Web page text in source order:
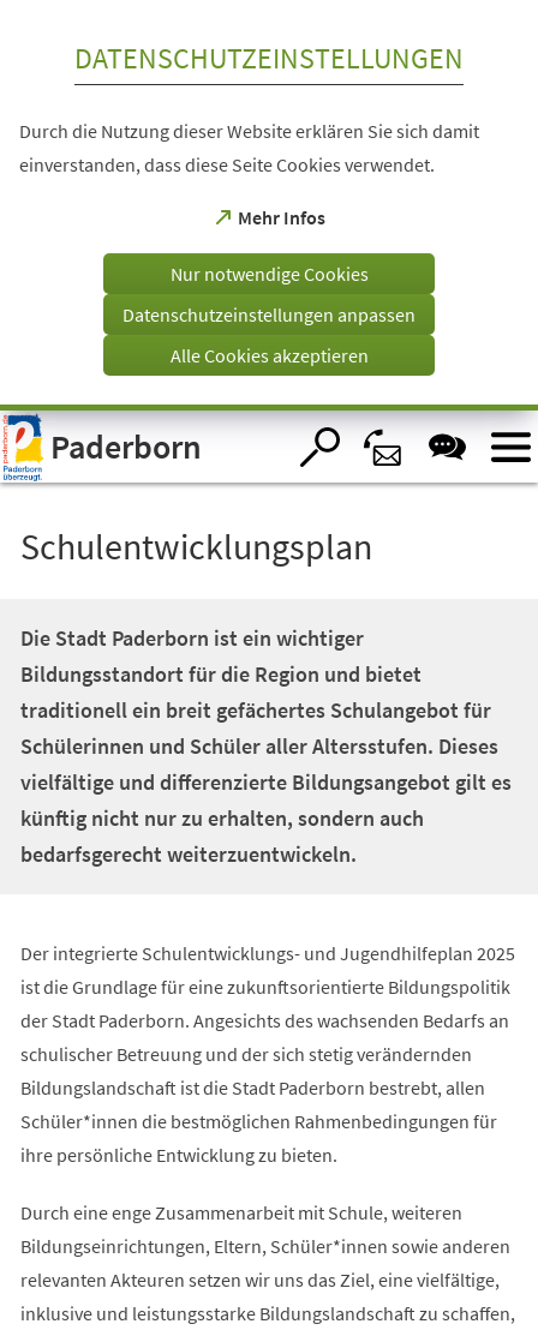
Visuelle
Assistenzsoftware
öffnen.
DATENSCHUTZEINSTELLUNGEN
Durch die Nutzung dieser Website erklären Sie sich damit
einverstanden, dass diese Seite Cookies verwendet.
Mehr Infos
(Öffnet
einem
Tab)
Nur notwendige Cookies
Datenschutzeinstellungen anpassen
Alle Cookies akzeptieren
Paderborn
Schulentwicklungsplan
Die Stadt Paderborn ist ein wichtiger
Bildungsstandort für die Region und bietet
traditionell ein breit gefächertes Schulangebot für
Schülerinnen und Schüler aller Altersstufen. Dieses
vielfältige und differenzierte Bildungsangebot gilt es
künftig nicht nur zu erhalten, sondern auch
bedarfsgerecht weiterzuentwickeln.
Der integrierte Schulentwicklungs- und Jugendhilfeplan 2025
ist die Grundlage für eine zukunftsorientierte Bildungspolitik
der Stadt Paderborn. Angesichts des wachsenden Bedarfs an
schulischer Betreuung und der sich stetig verändernden
Bildungslandschaft ist die Stadt Paderborn bestrebt, allen
Schüler*innen die bestmöglichen Rahmenbedingungen für
ihre persönliche Entwicklung zu bieten.
Durch eine enge Zusammenarbeit mit Schule, weiteren
Bildungseinrichtungen, Eltern, Schüler*innen sowie anderen
relevanten Akteuren setzen wir uns das Ziel, eine vielfältige,
inklusive und leistungsstarke Bildungslandschaft zu schaffen,